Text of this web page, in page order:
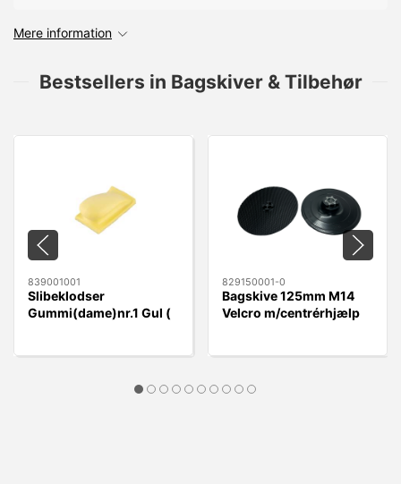
Mere information
Bestsellers in Bagskiver & Tilbehør
839001001
Slibeklodser
Gummi(dame)nr.1 Gul (
829150001-0
Bagskive 125mm M14
Velcro m/centrérhjælp